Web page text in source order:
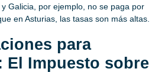
Galicia, por ejemplo, no se paga por
en Asturias, las tasas son más altas.
para
El Impuesto sobre